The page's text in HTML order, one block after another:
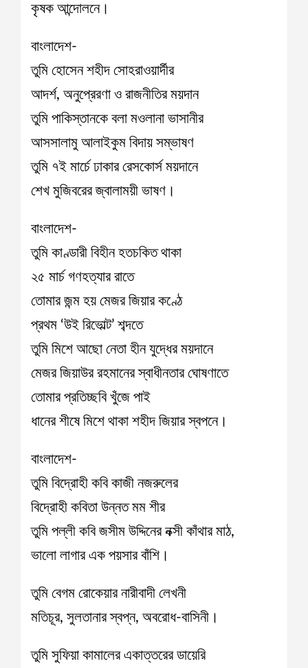
কৃষক আন্দোলনে।
বাংলাদেশ-
তুমি হোসেন শহীদ সোহরাওয়ার্দীর
আদর্শ, অনুপ্রেরণা ও রাজনীতির ময়দান
তুমি পাকিস্তানকে বলা মওলানা ভাসানীর
আসসালামু আলাইকুম বিদায় সম্ভাষণ
তুমি ৭ই মার্চে ঢাকার রেসকোর্স ময়দানে
শেখ মুজিবরের জ্বালাময়ী ভাষণ।
বাংলাদেশ-
তুমি কাণ্ডারী বিহীন হতচকিত থাকা
২৫ মার্চ গণহত্যার রাতে
তোমার জন্ম হয় মেজর জিয়ার কণ্ঠে
প্রথম ‘উই রিভোল্ট’ শব্দতে
তুমি মিশে আছো নেতা হীন যুদ্ধের ময়দানে
মেজর জিয়াউর রহমানের স্বাধীনতার ঘোষণাতে
তোমার প্রতিচ্ছবি খুঁজে পাই
ধানের শীষে মিশে থাকা শহীদ জিয়ার স্বপনে।
বাংলাদেশ-
তুমি বিদ্রোহী কবি কাজী নজরুলের
বিদ্রোহী কবিতা উন্নত মম শীর
তুমি পল্লী কবি জসীম উদ্দিনের নক্সী কাঁথার মাঠ,
ভালো লাগার এক পয়সার বাঁশি।
তুমি বেগম রোকেয়ার নারীবাদী লেখনী
মতিচূর, সুলতানার স্বপ্ন, অবরোধ-বাসিনী।
তুমি সুফিয়া কামালের একাত্তরের ডায়েরি